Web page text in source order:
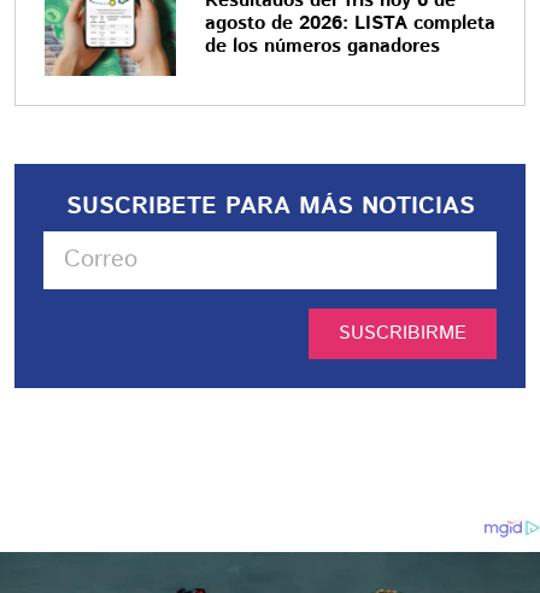
agosto de 2026: LISTA completa
de los números ganadores
SUSCRIBETE PARA MÁS NOTICIAS
SUSCRIBIRME